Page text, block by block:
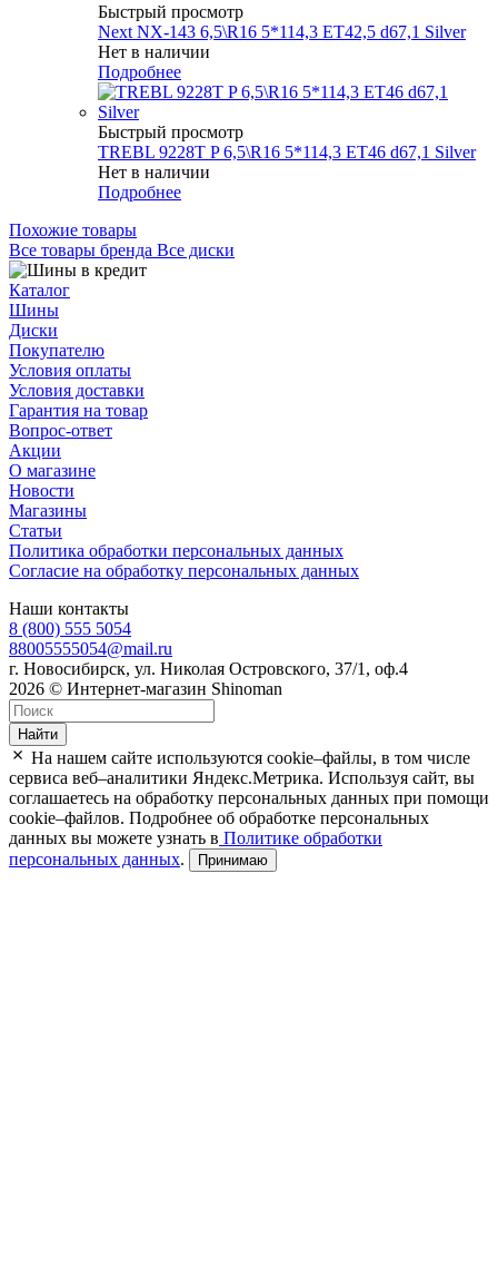
Быстрый просмотр
Next NX-143 6,5\R16 5*114,3 ET42,5 d67,1 Silver
Нет в наличии
Подробнее
Быстрый просмотр
TREBL 9228T P 6,5\R16 5*114,3 ET46 d67,1 Silver
Нет в наличии
Подробнее
Похожие товары
Все товары бренда Все диски
Каталог
Шины
Диски
Покупателю
Условия оплаты
Условия доставки
Гарантия на товар
Вопрос-ответ
Акции
О магазине
Новости
Магазины
Статьи
Политика обработки персональных данных
Согласие на обработку персональных данных
Наши контакты
8 (800) 555 5054
88005555054@mail.ru
г. Новосибирск, ул. Николая Островского, 37/1, оф.4
2026 © Интернет-магазин Shinoman
Найти
На нашем сайте используются cookie–файлы, в том числе
сервиса веб–аналитики Яндекс.Метрика. Используя сайт, вы
соглашаетесь на обработку персональных данных при помощи
cookie–файлов. Подробнее об обработке персональных
данных вы можете узнать в Политике обработки
персональных данных. Принимаю